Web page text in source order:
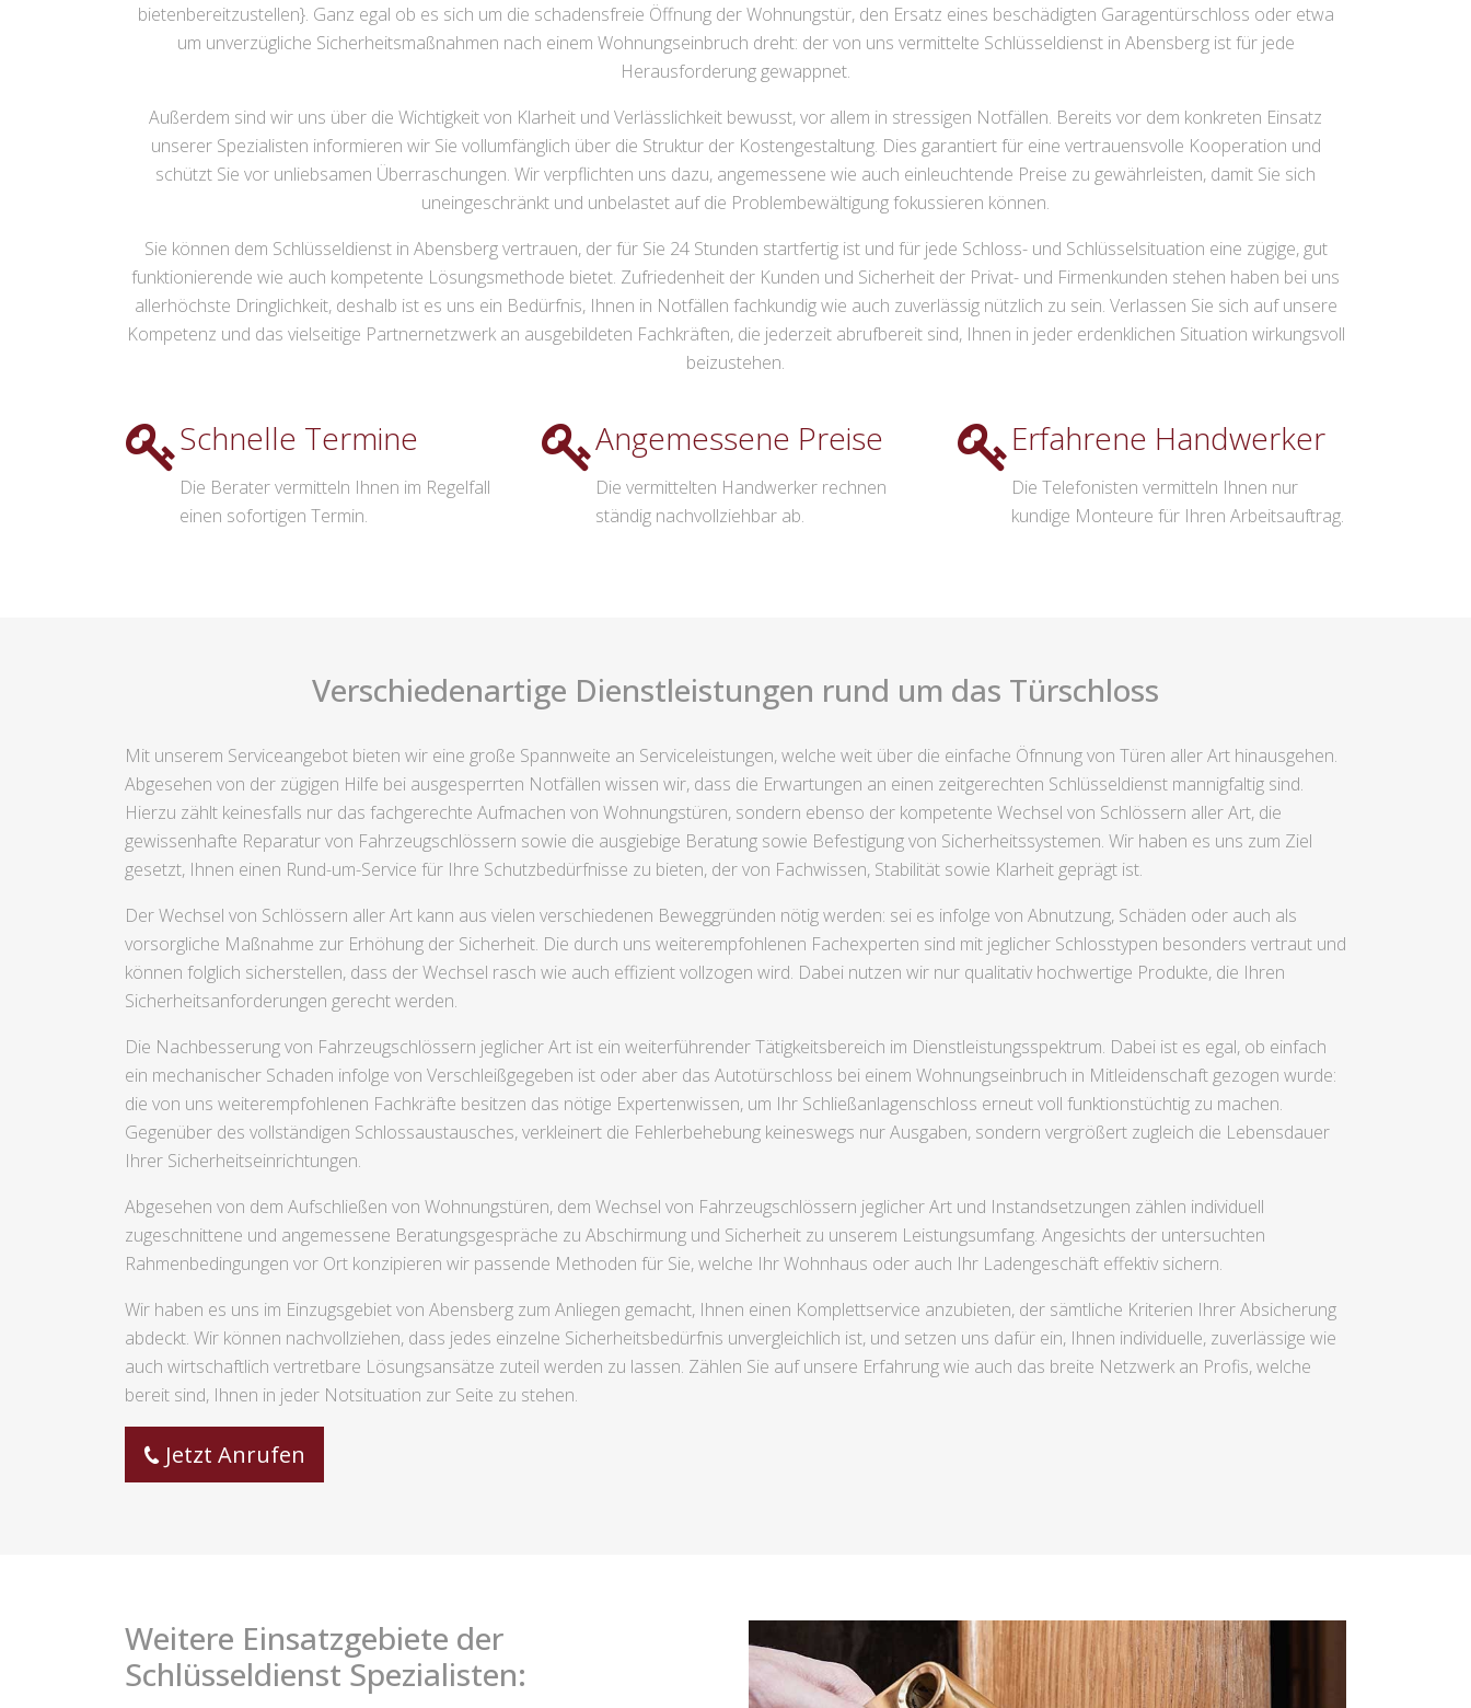
bietenbereitzustellen}. Ganz egal ob es sich um die schadensfreie Öffnung der Wohnungstür, den Ersatz eines beschädigten Garagentürschloss oder etwa
um unverzügliche Sicherheitsmaßnahmen nach einem Wohnungseinbruch dreht: der von uns vermittelte Schlüsseldienst in Abensberg ist für jede
Herausforderung gewappnet.
Außerdem sind wir uns über die Wichtigkeit von Klarheit und Verlässlichkeit bewusst, vor allem in stressigen Notfällen. Bereits vor dem konkreten Einsatz
unserer Spezialisten informieren wir Sie vollumfänglich über die Struktur der Kostengestaltung. Dies garantiert für eine vertrauensvolle Kooperation und
schützt Sie vor unliebsamen Überraschungen. Wir verpflichten uns dazu, angemessene wie auch einleuchtende Preise zu gewährleisten, damit Sie sich
uneingeschränkt und unbelastet auf die Problembewältigung fokussieren können.
Sie können dem Schlüsseldienst in Abensberg vertrauen, der für Sie 24 Stunden startfertig ist und für jede Schloss- und Schlüsselsituation eine zügige, gut
funktionierende wie auch kompetente Lösungsmethode bietet. Zufriedenheit der Kunden und Sicherheit der Privat- und Firmenkunden stehen haben bei uns
allerhöchste Dringlichkeit, deshalb ist es uns ein Bedürfnis, Ihnen in Notfällen fachkundig wie auch zuverlässig nützlich zu sein. Verlassen Sie sich auf unsere
Kompetenz und das vielseitige Partnernetzwerk an ausgebildeten Fachkräften, die jederzeit abrufbereit sind, Ihnen in jeder erdenklichen Situation wirkungsvoll
beizustehen.
Schnelle Termine
Die Berater vermitteln Ihnen im Regelfall
einen sofortigen Termin.
Angemessene Preise
Die vermittelten Handwerker rechnen
ständig nachvollziehbar ab.
Erfahrene Handwerker
Die Telefonisten vermitteln Ihnen nur
kundige Monteure für Ihren Arbeitsauftrag.
Verschiedenartige Dienstleistungen rund um das Türschloss
Mit unserem Serviceangebot bieten wir eine große Spannweite an Serviceleistungen, welche weit über die einfache Öfnnung von Türen aller Art hinausgehen.
Abgesehen von der zügigen Hilfe bei ausgesperrten Notfällen wissen wir, dass die Erwartungen an einen zeitgerechten Schlüsseldienst mannigfaltig sind.
Hierzu zählt keinesfalls nur das fachgerechte Aufmachen von Wohnungstüren, sondern ebenso der kompetente Wechsel von Schlössern aller Art, die
gewissenhafte Reparatur von Fahrzeugschlössern sowie die ausgiebige Beratung sowie Befestigung von Sicherheitssystemen. Wir haben es uns zum Ziel
gesetzt, Ihnen einen Rund-um-Service für Ihre Schutzbedürfnisse zu bieten, der von Fachwissen, Stabilität sowie Klarheit geprägt ist.
Der Wechsel von Schlössern aller Art kann aus vielen verschiedenen Beweggründen nötig werden: sei es infolge von Abnutzung, Schäden oder auch als
vorsorgliche Maßnahme zur Erhöhung der Sicherheit. Die durch uns weiterempfohlenen Fachexperten sind mit jeglicher Schlosstypen besonders vertraut und
können folglich sicherstellen, dass der Wechsel rasch wie auch effizient vollzogen wird. Dabei nutzen wir nur qualitativ hochwertige Produkte, die Ihren
Sicherheitsanforderungen gerecht werden.
Die Nachbesserung von Fahrzeugschlössern jeglicher Art ist ein weiterführender Tätigkeitsbereich im Dienstleistungsspektrum. Dabei ist es egal, ob einfach
ein mechanischer Schaden infolge von Verschleißgegeben ist oder aber das Autotürschloss bei einem Wohnungseinbruch in Mitleidenschaft gezogen wurde:
die von uns weiterempfohlenen Fachkräfte besitzen das nötige Expertenwissen, um Ihr Schließanlagenschloss erneut voll funktionstüchtig zu machen.
Gegenüber des vollständigen Schlossaustausches, verkleinert die Fehlerbehebung keineswegs nur Ausgaben, sondern vergrößert zugleich die Lebensdauer
Ihrer Sicherheitseinrichtungen.
Abgesehen von dem Aufschließen von Wohnungstüren, dem Wechsel von Fahrzeugschlössern jeglicher Art und Instandsetzungen zählen individuell
zugeschnittene und angemessene Beratungsgespräche zu Abschirmung und Sicherheit zu unserem Leistungsumfang. Angesichts der untersuchten
Rahmenbedingungen vor Ort konzipieren wir passende Methoden für Sie, welche Ihr Wohnhaus oder auch Ihr Ladengeschäft effektiv sichern.
Wir haben es uns im Einzugsgebiet von Abensberg zum Anliegen gemacht, Ihnen einen Komplettservice anzubieten, der sämtliche Kriterien Ihrer Absicherung
abdeckt. Wir können nachvollziehen, dass jedes einzelne Sicherheitsbedürfnis unvergleichlich ist, und setzen uns dafür ein, Ihnen individuelle, zuverlässige wie
auch wirtschaftlich vertretbare Lösungsansätze zuteil werden zu lassen. Zählen Sie auf unsere Erfahrung wie auch das breite Netzwerk an Profis, welche
bereit sind, Ihnen in jeder Notsituation zur Seite zu stehen.
Jetzt Anrufen
Weitere Einsatzgebiete der
Schlüsseldienst Spezialisten: